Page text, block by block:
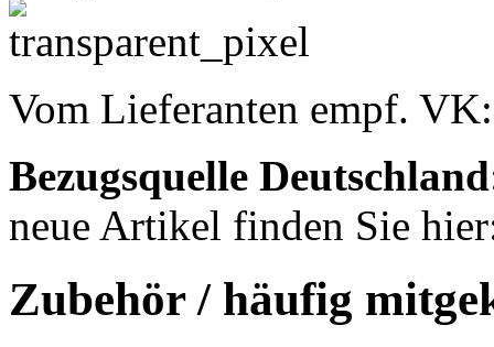
Vom Lieferanten empf.
Bezugsquelle Deutschland
neue Artikel finden Sie
Zubehör / häufig